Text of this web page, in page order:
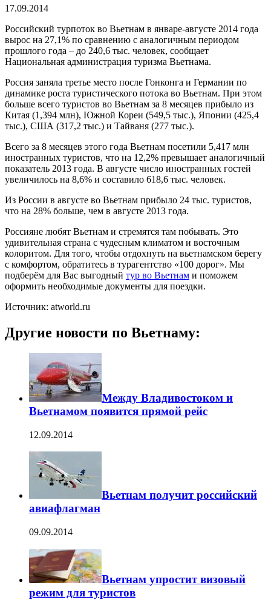
17.09.2014
Российский турпоток во Вьетнам в январе-августе 2014 года
вырос на 27,1% по сравнению с аналогичным периодом
прошлого года – до 240,6 тыс. человек, сообщает
Национальная администрация туризма Вьетнама.
Россия заняла третье место после Гонконга и Германии по
динамике роста туристического потока во Вьетнам. При этом
больше всего туристов во Вьетнам за 8 месяцев прибыло из
Китая (1,394 млн), Южной Кореи (549,5 тыс.), Японии (425,4
тыс.), США (317,2 тыс.) и Тайваня (277 тыс.).
Всего за 8 месяцев этого года Вьетнам посетили 5,417 млн
иностранных туристов, что на 12,2% превышает аналогичный
показатель 2013 года. В августе число иностранных гостей
увеличилось на 8,6% и составило 618,6 тыс. человек.
Из России в августе во Вьетнам прибыло 24 тыс. туристов,
что на 28% больше, чем в августе 2013 года.
Россияне любят Вьетнам и стремятся там побывать. Это
удивительная страна с чудесным климатом и восточным
колоритом. Для того, чтобы отдохнуть на вьетнамском берегу
с комфортом, обратитесь в турагентство «100 дорог». Мы
подберём для Вас выгодный тур во Вьетнам и поможем
оформить необходимые документы для поездки.
Источник: atworld.ru
Другие новости по Вьетнаму:
Между Владивостоком и
Вьетнамом появится прямой рейс
12.09.2014
Вьетнам получит российский
авиафлагман
09.09.2014
Вьетнам упростит визовый
режим для туристов